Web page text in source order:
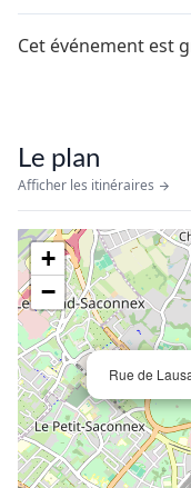
Cet événement est
Le plan
Afficher les itinéraires
Rue de
+
−